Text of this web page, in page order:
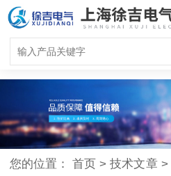
您的位置：首页 > 技术文章 >